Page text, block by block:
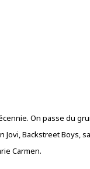
On passe du
Jovi, Backstreet Boys,
Carmen.